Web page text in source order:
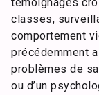
classes,
comportement
précédemment
problèmes de
ou d’un